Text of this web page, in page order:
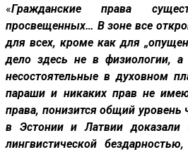
«Гражданские права
просвещенных… В зоне все
для всех, кроме как для
дело здесь не в физиологии,
несостоятельные в духовном
параши и никаких прав не
права, понизится общий уровень
в Эстонии и Латвии
лингвистической